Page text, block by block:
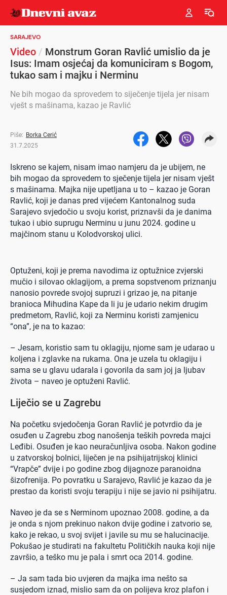
SARAJEVO
Video / Monstrum Goran Ravlić umislio da je
Isus: Imam osjećaj da komuniciram s Bogom,
tukao sam i majku i Nerminu
Ne bih mogao da sprovedem to siječenje tijela jer nisam
vješt s mašinama, kazao je Ravlić
Piše: Borka Cerić
31.7.2025
Iskreno se kajem, nisam imao namjeru da je ubijem, ne
bih mogao da sprovedem to sječenje tijela jer nisam vješt
s mašinama. Majka nije upetljana u to – kazao je Goran
Ravlić, koji je danas pred vijećem Kantonalnog suda
Sarajevo svjedočio u svoju korist, priznavši da je danima
tukao i ubio suprugu Nerminu u junu 2024. godine u
majčinom stanu u Kolodvorskoj ulici.
Optuženi, koji je prema navodima iz optužnice zvjerski
mučio i silovao oklagijom, a prema sopstvenom priznanju
nanosio povrede svojoj supruzi i grizao je, na pitanje
branioca Mihudina Kape da li ju je udario nekim drugim
predmetom, Ravlić, koji za Nerminu koristi zamjenicu
“ona”, je na to kazao:
– Jesam, koristio sam tu oklagiju, njome sam je udarao u
koljena i zglavke na rukama. Ona je uzela tu oklagiju i
sama se u glavu udarala i govorila da sam joj ja ljubav
života – naveo je optuženi Ravlić.
Liječio se u Zagrebu
Na početku svjedočenja Goran Ravlić je potvrdio da je
osuđen u Zagrebu zbog nanošenja teških povreda majci
Leđibi. Osuđen je kao neuračunljiva osoba. Nakon godine
u zatvorskoj bolnici, liječen je na psihijatrijskoj klinici
“Vrapče” dvije i po godine zbog dijagnoze paranoidna
šizofrenija. Po povratku u Sarajevo, Ravlić je kazao da je
prestao da koristi svoju terapiju i nije se javio ni psihijatru.
Naveo je da se s Nerminom upoznao 2008. godine, a da
je onda s njom prekinuo nakon dvije godine i zatvorio se,
kako je rekao, u svoj svijet i javile su mu se halucinacije.
Pokušao je studirati na fakultetu Političkih nauka koji nije
završio, a teško mu je pala i smrt oca 2014. godine.
– Ja sam tada bio uvjeren da majka ima nešto sa
susjedom iznad, mislio sam da on polijeva kroz plafon i